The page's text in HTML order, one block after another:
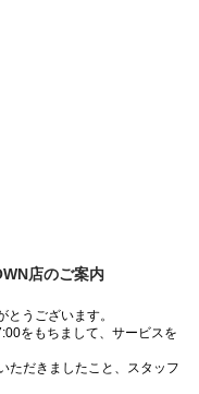
店のご案内
うございます。
をもちまして、サービスを
ただきましたこと、スタッフ